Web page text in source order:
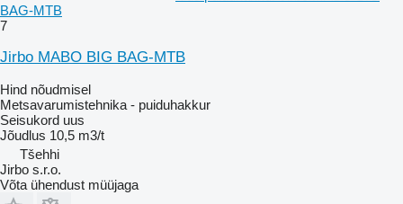
BAG-MTB
7
Jirbo MABO BIG BAG-MTB
Hind nõudmisel
Metsavarumistehnika - puiduhakkur
Seisukord uus
Jõudlus 10,5 m3/t
Tšehhi
Jirbo s.r.o.
Võta ühendust müüjaga